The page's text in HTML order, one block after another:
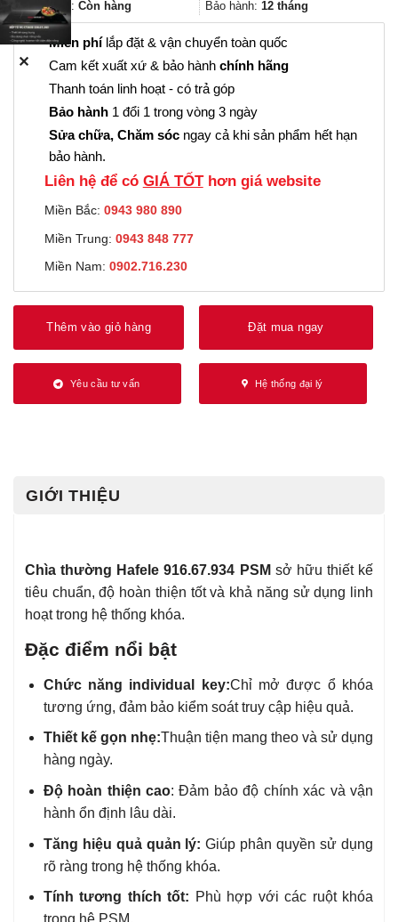
Trạng thái: Còn hàng Bảo hành: 12 tháng
Miễn phílắp đặt & vận chuyển toàn quốc
Cam kết xuất xứ & bảo hành chính hãng
Thanh toán linh hoạt - có trả góp
Bảo hành 1 đổi 1 trong vòng 3 ngày
Sửa chữa, Chăm sóc ngay cả khi sản phẩm hết hạn
bảo hành.
Liên hệ để có GIÁ TỐThơn giá website
Miền Bắc: 0943 980 890
Miền Trung: 0943 848 777
Miền Nam: 0902.716.230
Thêm vào giỏ hàng Đặt mua ngay
Yêu cầu tư vấn Hệ thống đại lý
GIỚI THIỆU
Chìa thường Hafele 916.67.934 PSM sở hữu thiết kế
tiêu chuẩn, độ hoàn thiện tốt và khả năng sử dụng linh
hoạt trong hệ thống khóa.
Đặc điểm nổi bật
Chức năng individual key:Chỉ mở được ổ khóa
tương ứng, đảm bảo kiểm soát truy cập hiệu quả.
Thiết kế gọn nhẹ:Thuận tiện mang theo và sử dụng
hàng ngày.
Độ hoàn thiện cao: Đảm bảo độ chính xác và vận
hành ổn định lâu dài.
Tăng hiệu quả quản lý: Giúp phân quyền sử dụng
rõ ràng trong hệ thống khóa.
Tính tương thích tốt: Phù hợp với các ruột khóa
✕